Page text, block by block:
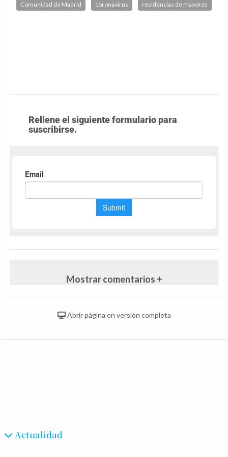
Comunidad de Madrid coronavirus residencias de mayores
Rellene el siguiente formulario para
suscribirse.
Mostrar comentarios +
Abrir página en versión completa
Actualidad